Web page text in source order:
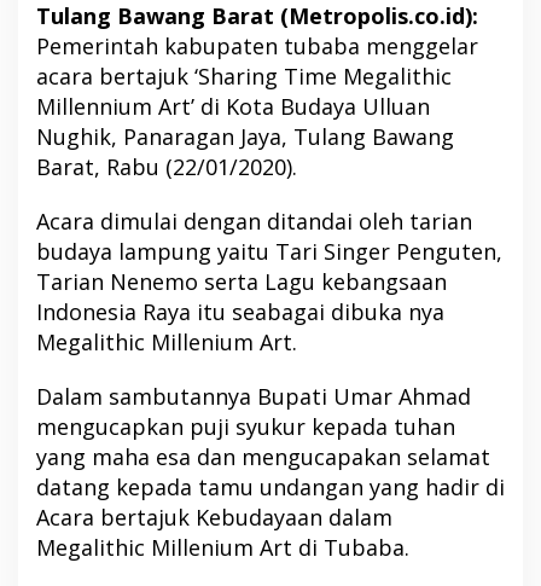
Tulang Bawang Barat (Metropolis.co.id):
Pemerintah kabupaten tubaba menggelar
acara bertajuk ‘Sharing Time Megalithic
Millennium Art’ di Kota Budaya Ulluan
Nughik, Panaragan Jaya, Tulang Bawang
Barat, Rabu (22/01/2020).
Acara dimulai dengan ditandai oleh tarian
budaya lampung yaitu Tari Singer Penguten,
Tarian Nenemo serta Lagu kebangsaan
Indonesia Raya itu seabagai dibuka nya
Megalithic Millenium Art.
Dalam sambutannya Bupati Umar Ahmad
mengucapkan puji syukur kepada tuhan
yang maha esa dan mengucapakan selamat
datang kepada tamu undangan yang hadir di
Acara bertajuk Kebudayaan dalam
Megalithic Millenium Art di Tubaba.